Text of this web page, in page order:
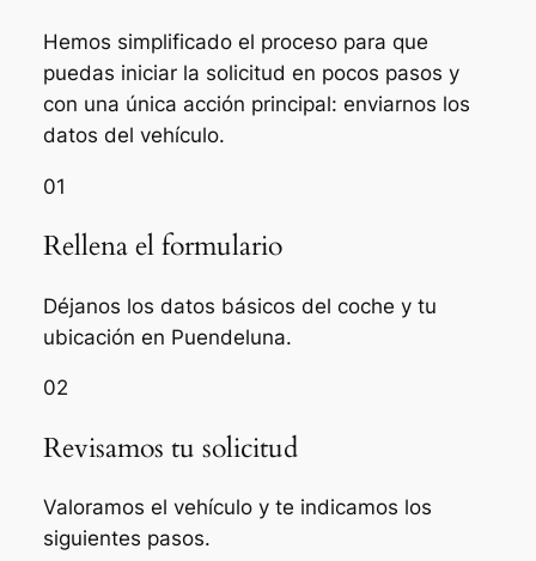
Hemos simplificado el proceso para que
puedas iniciar la solicitud en pocos pasos y
con una única acción principal: enviarnos los
datos del vehículo.
01
Rellena el formulario
Déjanos los datos básicos del coche y tu
ubicación en Puendeluna.
02
Revisamos tu solicitud
Valoramos el vehículo y te indicamos los
siguientes pasos.